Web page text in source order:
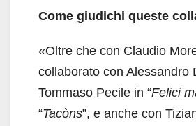
Come giudichi queste
«Oltre che con Claudio
collaborato con Alessandro
Tommaso Pecile in “Felici
“Tacòns”, e anche con